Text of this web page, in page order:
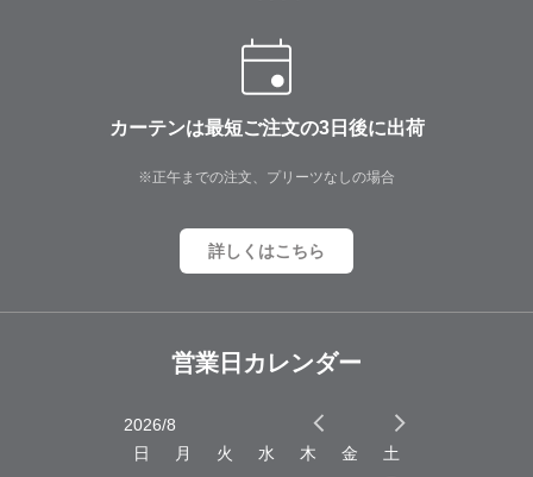
カーテンは最短ご注文の3日後に出荷
※正午までの注文、プリーツなしの場合
詳しくはこちら
営業日カレンダー
2026/8
日
月 火 水 木 金
土